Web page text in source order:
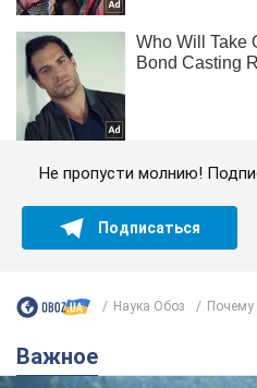
Не пропусти молнию!
Подписаться
Наука Обоз Почему
Важное